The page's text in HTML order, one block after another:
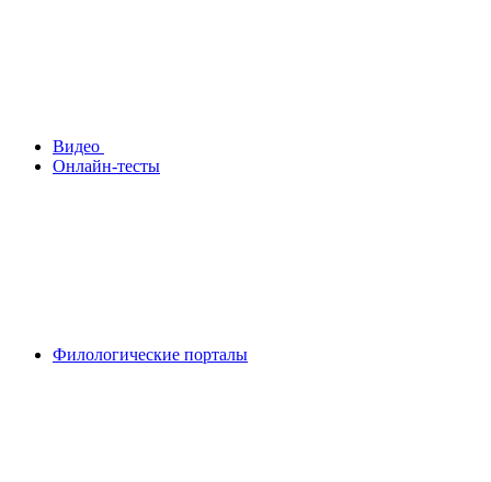
Видео
Онлайн-тесты
Филологические порталы